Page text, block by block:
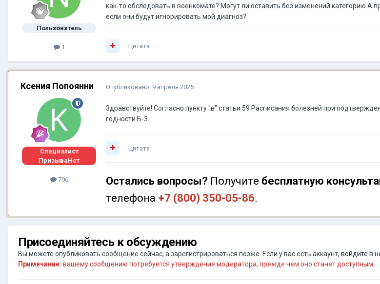
Пользователь
1
как-то обследовать в военкомате? Могут ли оставить без изменений категорию
если они будут игнорировать мой диагноз?
Цитата
Ксения Попоянни
Специалист
ПризываНет
796
Опубликовано: 9 апреля 2025
Здравствуйте! Согласно пункту "в" статьи 59 Расписания болезней при
годности Б-3.
Цитата
Остались вопросы? Получите бесплатную
телефона +7 (800) 350-05-86.
Присоединяйтесь к обсуждению
Вы можете опубликовать сообщение сейчас, а зарегистрироваться позже. Если у вас есть аккаунт, войдите в
Примечание: вашему сообщению потребуется утверждение модератора, прежде чем оно станет доступным.